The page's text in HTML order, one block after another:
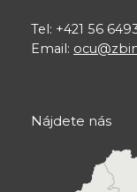
Tel: +421 56
Email:
Nájdete nás